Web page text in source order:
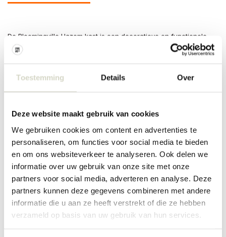
Toestemming Details Over
Deze website maakt gebruik van cookies
We gebruiken cookies om content en advertenties te
personaliseren, om functies voor social media te bieden
en om ons websiteverkeer te analyseren. Ook delen we
informatie over uw gebruik van onze site met onze
partners voor social media, adverteren en analyse. Deze
partners kunnen deze gegevens combineren met andere
informatie die u aan ze heeft verstrekt of die ze hebben
verzameld op basis van uw gebruik van hun services.
De Bloomingville Hazem kast is een decoratieve en functionele
kast die charme toevoegt aan elke kamer. De kast is gemaakt van
hout met een elegante, vintage afwerking en heeft een warme en
Afmeting: lengte 50 x hoogte 80 x breedte 14cm
Materiaal: hout, mdf, ijzer, glas
Overige: reinigen met een vochtige doek. De kast heeft een
PRODUCTSPECIFICATIES
Artikelnummer 82069442
SKU 82069442
EAN 5711173362073